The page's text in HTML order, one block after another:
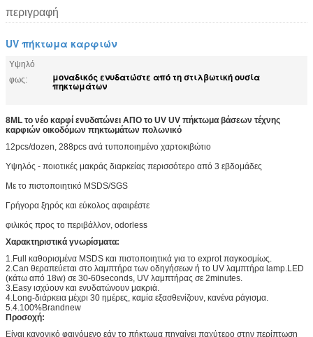
περιγραφή
UV πήκτωμα καρφιών
Υψηλό
φως:
μοναδικός ενυδατώστε από τη στιλβωτική ουσία
πηκτωμάτων
8ML το νέο καρφί ενυδατώνει ΑΠΟ το UV UV πήκτωμα βάσεων τέχνης
καρφιών οικοδόμων πηκτωμάτων πολωνικό
12pcs/dozen, 288pcs ανά τυποποιημένο χαρτοκιβώτιο
Υψηλός - ποιοτικές μακράς διαρκείας περισσότερο από 3 εβδομάδες
Με το πιστοποιητικό MSDS/SGS
Γρήγορα ξηρός και εύκολος αφαιρέστε
φιλικός προς το περιβάλλον, odorless
Χαρακτηριστικά γνωρίσματα:
1.Full καθορισμένα MSDS και πιστοποιητικά για το exprot παγκοσμίως.
2.Can θεραπεύεται στο λαμπτήρα των οδηγήσεων ή το UV λαμπτήρα lamp.LED
(κάτω από 18w) σε 30-60seconds, UV λαμπτήρας σε 2minutes.
3.Easy ισχύουν και ενυδατώνουν μακριά.
4.Long-διάρκεια μέχρι 30 ημέρες, καμία εξασθενίζουν, κανένα ράγισμα.
5.4.100%Brandnew
Προσοχή:
Είναι κανονικό φαινόμενο εάν το πήκτωμα πηγαίνει παχύτερο στην περίπτωση